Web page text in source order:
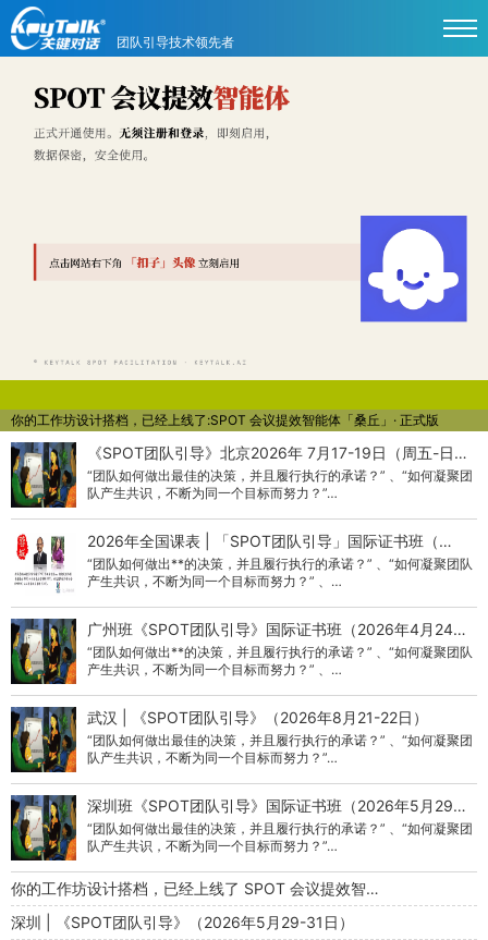
团队引导技术领先者
你的工作坊设计搭档，已经上线了:SPOT 会议提效智能体「桑丘」· 正式版
《SPOT团队引导》北京2026年 7月17-19日（周五-日…
“团队如何做出最佳的决策，并且履行执行的承诺？” 、“如何凝聚团
队产生共识，不断为同一个目标而努力？”…
2026年全国课表 | 「SPOT团队引导」国际证书班（…
“团队如何做出**的决策，并且履行执行的承诺？” 、“如何凝聚团队
产生共识，不断为同一个目标而努力？” 、…
广州班《SPOT团队引导》国际证书班（2026年4月24…
“团队如何做出**的决策，并且履行执行的承诺？” 、“如何凝聚团队
产生共识，不断为同一个目标而努力？” 、…
武汉 | 《SPOT团队引导》（2026年8月21-22日）
“团队如何做出最佳的决策，并且履行执行的承诺？” 、“如何凝聚团
队产生共识，不断为同一个目标而努力？”…
深圳班《SPOT团队引导》国际证书班（2026年5月29…
“团队如何做出最佳的决策，并且履行执行的承诺？” 、“如何凝聚团
队产生共识，不断为同一个目标而努力？”…
你的工作坊设计搭档，已经上线了 SPOT 会议提效智…
深圳 | 《SPOT团队引导》（2026年5月29-31日）